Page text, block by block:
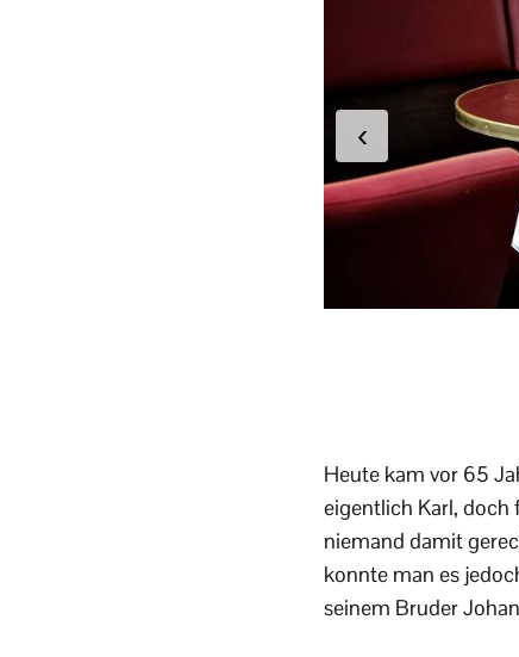
‹
Heute kam vor 65
eigentlich Karl, doch
niemand damit
konnte man es
seinem Bruder